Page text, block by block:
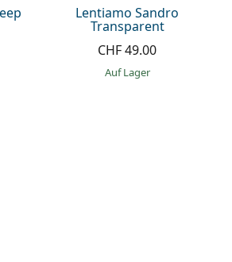
Lentiamo Sandro
Transparent
CHF 49.00
auf Lager